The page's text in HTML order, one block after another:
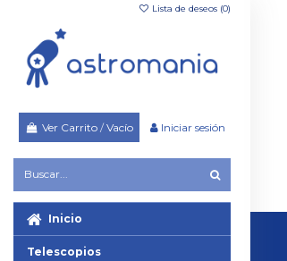
Lista de deseos (0)
Ver Carrito /Vacío Iniciar sesión
Inicio
Telescopios